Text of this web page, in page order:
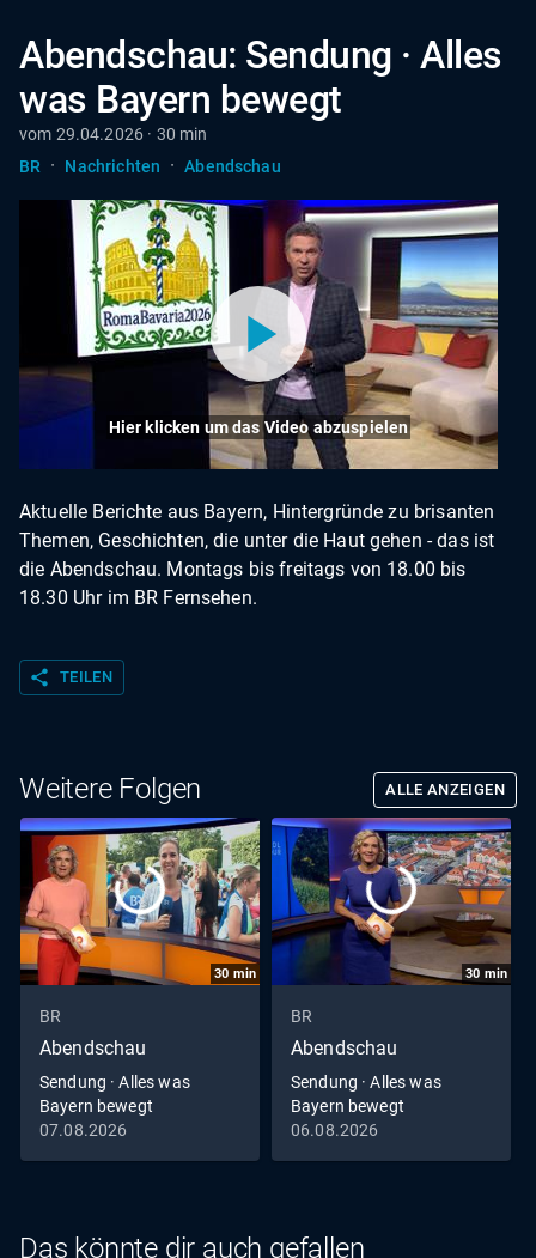
Abendschau: Sendung · Alles
was Bayern bewegt
vom 29.04.2026 · 30 min
BR
· Nachrichten · Abendschau
Hier klicken um das Video abzuspielen
Aktuelle Berichte aus Bayern, Hintergründe zu brisanten
Themen, Geschichten, die unter die Haut gehen - das ist
die Abendschau. Montags bis freitags von 18.00 bis
18.30 Uhr im BR Fernsehen.
share TEILEN
Weitere Folgen ALLE ANZEIGEN
30 min
BR
Abendschau
Sendung · Alles was
Bayern bewegt
07.08.2026
30 min
BR
Abendschau
Sendung · Alles was
Bayern bewegt
06.08.2026
Das könnte dir auch gefallen